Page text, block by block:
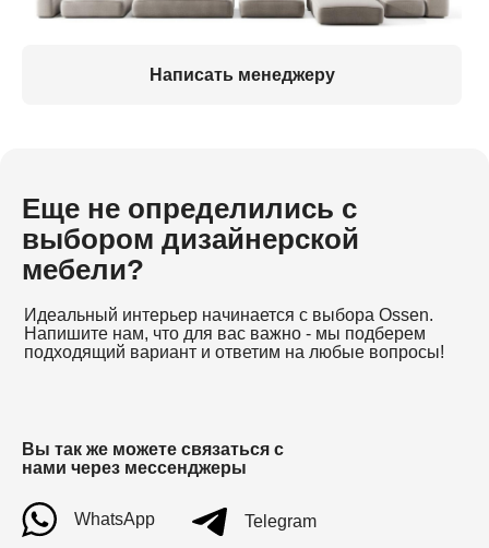
Написать менеджеру
Вы так же можете связаться с
нами через мессенджеры
Идеальный интерьер начинается с выбора Ossen.
Напишите нам, что для вас важно - мы подберем
подходящий вариант и ответим на любые вопросы!
Еще не определились с
выбором дизайнерской
мебели?
Telegram
WhatsApp